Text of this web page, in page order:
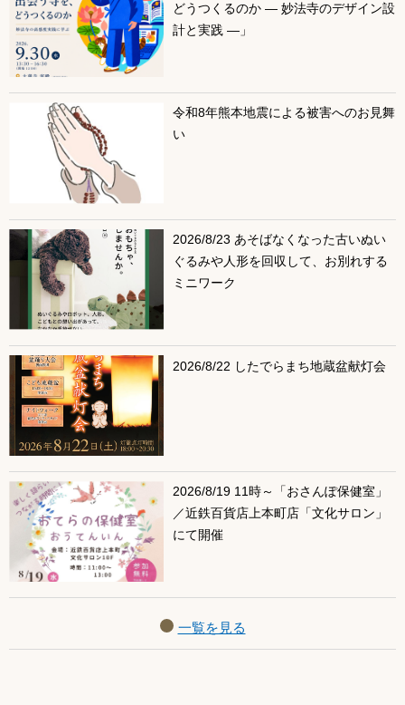
どうつくるのか ― 妙法寺のデザイン設
計と実践 ―」
令和8年熊本地震による被害へのお見舞
い
2026/8/23 あそばなくなった古いぬい
ぐるみや人形を回収して、お別れする
ミニワーク
2026/8/22 したでらまち地蔵盆献灯会
2026/8/19 11時～「おさんぽ保健室」
／近鉄百貨店上本町店「文化サロン」
にて開催
一覧を見る